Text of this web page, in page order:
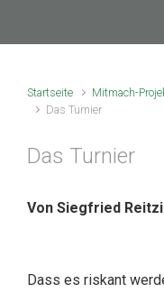
Startseite Mitmach-
Das Turnier
Das Turnier
Von Siegfried
Dass es riskant